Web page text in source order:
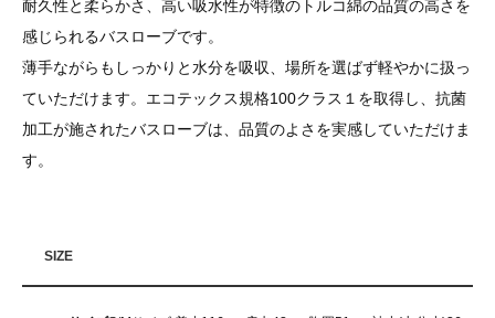
耐久性と柔らかさ、高い吸水性が特徴のトルコ綿の品質の高さを
感じられるバスローブです。
薄手ながらもしっかりと水分を吸収、場所を選ばず軽やかに扱っ
ていただけます。エコテックス規格100クラス１を取得し、抗菌
加工が施されたバスローブは、品質のよさを実感していただけま
す。
SIZE